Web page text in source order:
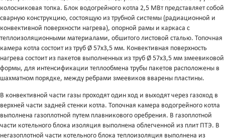
колосниковая топка. Блок водогрейного котла 2,5 МВт представляет собой
сварную конструкцию, состоящую из трубной системы (радиационной и
конвективной поверхности нагрева), опорной рамы и каркаса с
теплоизоляционными материалами, обшитого листовой сталью. Топочная
камера котла состоит из труб Ø 57x3,5 мм. Конвективная поверхность
нагрева состоит из пакетов выполненных из труб Ø 57x3,5 мм змеевиковой
формы, для интенсификации теплообмена трубы пакетов расположены в
шахматном порядке, между ребрами змеевиков вварены пластины.
В конвективной части газы проходят один ход и выходят через газоход в
верхней части задней стенки котла. Топочная камера водогрейного котла
выполнена газоплотной путем плавникового оребрения. В газоплотной
части котельного блока изоляция выполнена облегченной из плит ПТЭ. В
негазоплотной части котельного блока теплоизоляция выполнена из